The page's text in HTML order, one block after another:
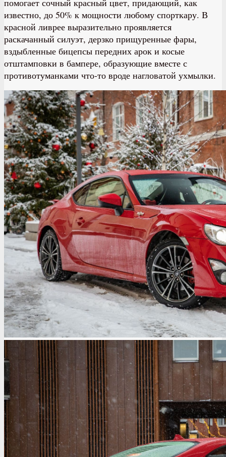
помогает сочный красный цвет, придающий, как
известно, до 50% к мощности любому спорткару. В
красной ливрее выразительно проявляется
раскачанный силуэт, дерзко прищуренные фары,
вздыбленные бицепсы передних арок и косые
отштамповки в бампере, образующие вместе с
противотуманками что-то вроде нагловатой ухмылки.